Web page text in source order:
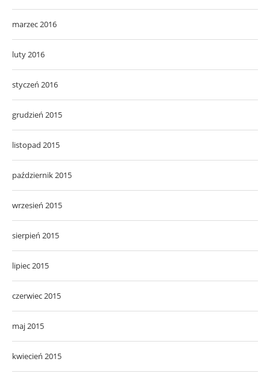
marzec 2016
luty 2016
styczeń 2016
grudzień 2015
listopad 2015
październik 2015
wrzesień 2015
sierpień 2015
lipiec 2015
czerwiec 2015
maj 2015
kwiecień 2015